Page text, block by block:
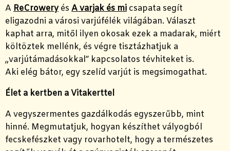
A ReCroweryés A varjak és mi csapata segít
eligazodni a városi varjúfélék világában. Választ
kaphat arra, mitől ilyen okosak ezek a madarak, miért
költöztek mellénk, és végre tisztázhatjuk a
„varjútámadásokkal” kapcsolatos tévhiteket is.
Aki elég bátor, egy szelíd varjút is megsimogathat.
Élet a kertben a Vitakerttel
A vegyszermentes gazdálkodás egyszerűbb, mint
hinné. Megmutatjuk, hogyan készíthet vályogból
fecskefészket vagy rovarhotelt, hogy a természetes